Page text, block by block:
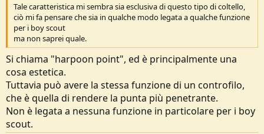
Tale caratteristica mi sembra sia esclusiva di questo tipo di coltello,
ciò mi fa pensare che sia in qualche modo legata a qualche funzione
per i boy scout
ma non saprei quale.
Si chiama "harpoon point", ed è principalmente una
cosa estetica.
Tuttavia può avere la stessa funzione di un controfilo,
che è quella di rendere la punta più penetrante.
Non è legata a nessuna funzione in particolare per i boy
scout.